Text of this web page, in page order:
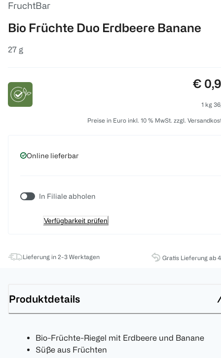
FruchtBar
Bio Früchte Duo Erdbeere Banane
27 g
€
1 kg
Preise in Euro inkl. 10 % MwSt. zzgl.
Online lieferbar
In Filiale abholen
Verfügbarkeit prüfen
Lieferung in 2-3 Werktagen Gratis Lieferung ab
Produktdetails
Bio-Früchte-Riegel mit Erdbeere und Banane
Süße aus Früchten